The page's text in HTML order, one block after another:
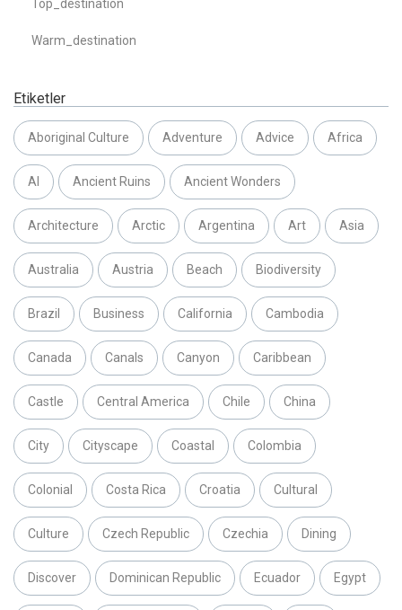
Top_destination
Warm_destination
Etiketler
Aboriginal Culture Adventure Advice Africa
AI Ancient Ruins Ancient Wonders
Architecture Arctic Argentina Art Asia
Australia Austria Beach Biodiversity
Brazil Business California Cambodia
Canada Canals Canyon Caribbean
Castle Central America Chile China
City Cityscape Coastal Colombia
Colonial Costa Rica Croatia Cultural
Culture Czech Republic Czechia Dining
Discover Dominican Republic Ecuador Egypt